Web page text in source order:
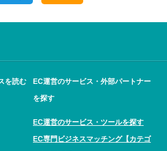
を読む
EC運営のサービス・外部パートナー
を探す
EC運営のサービス・ツールを探す
EC専門ビジネスマッチング【カテゴ